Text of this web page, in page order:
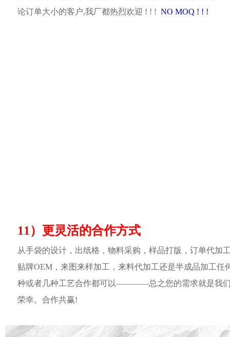
论订单大小的客户,我厂都热烈欢迎 ! ! ! NO MOQ ! ! !
11）更灵活的合作方式
从手袋的设计，出纸格，物料采购，样品打版，订单代加
贴牌OEM，来图来样加工，来料代加工还是半成品加工任
种或者几种工艺合作都可以————总之您的需求就是我
荣幸。合作共赢!